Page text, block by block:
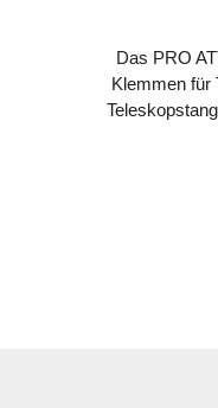
Das PRO
Klemmen für